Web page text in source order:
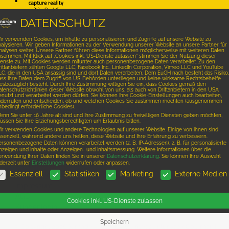
Setzen Sie sich noch heute mit uns in
Verbindung und vereinbaren einen
kostenlosen Beratungstermin. Wir freuen
uns Ihr Geschäftslokal, Ihre Immobilie, Ihr
Hotel oder jedes andere Objekt für Sie mit
einer virtuellen 3D-Tour in Szene zu setzen
und Ihr Unternehmen mit unserer VR-
Technologie zum Leben zu erwecken.
WEITERE INFORMATIONEN:
Equipment mieten
Privacy Policy
Kundenlogin
© Copyright 2026 & made with ❤ by Werbeagentur
DATENSCHUTZ
verwenden Cookies, um Inhalte zu personalisieren und Zugriffe auf unsere Website zu
Wir geben Informationen zu der Verwendung unserer Website an unsere Partner für
weiter. Unsere Partner führen diese Informationen möglicherweise mit weiteren Daten
Mit Klick auf „Cookies inkl. US-Dienste zulassen“ stimmen Sie der Nutzung dieser
zu. Mit Cookies werden mitunter auch personenbezogene Daten verarbeitet. Zu den
zählen Google LLC, Facebook Inc., LinkedIn Corporation, Vimeo LLC und YouTube
die in den USA ansässig sind und dort Daten verarbeiten. Dem EuGH nach besteht das Risiko,
Ihre Daten dem Zugriff von US-Behörden unterliegen und keine wirksame Rechtsbehelfe
besteht. Durch Ihre Zustimmung willigen Sie ein, dass Cookies gemäß den
dieser Website obwohl von uns, als auch von Drittanbietern in den USA
und verarbeitet werden dürfen. Sie können Ihre Cookie-Einstellungen auch bearbeiten,
und entscheiden, ob und welchen Cookies Sie zustimmen möchten (ausgenommen
erforderliche Cookies).
Sie unter 16 Jahre alt sind und Ihre Zustimmung zu freiwilligen Diensten geben möchten,
Sie Ihre Erziehungsberechtigten um Erlaubnis bitten.
verwenden Cookies und andere Technologien auf unserer Website. Einige von ihnen sind
während andere uns helfen, diese Website und Ihre Erfahrung zu verbessern.
Daten können verarbeitet werden (z. B. IP-Adressen), z. B. für personalisierte
und Inhalte oder Anzeigen- und Inhaltsmessung. Weitere Informationen über die
Ihrer Daten finden Sie in unserer Datenschutzerklärung. Sie können Ihre Auswahl
unter Einstellungen widerrufen oder anpassen.
Essenziell Statistiken Marketing Externe Medien
Cookies inkl. US-Dienste zulassen
Speichern